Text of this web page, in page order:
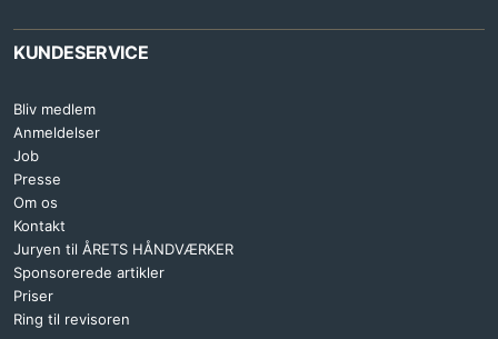
KUNDESERVICE
Bliv medlem
Anmeldelser
Job
Presse
Om os
Kontakt
Juryen til ÅRETS HÅNDVÆRKER
Sponsorerede artikler
Priser
Ring til revisoren